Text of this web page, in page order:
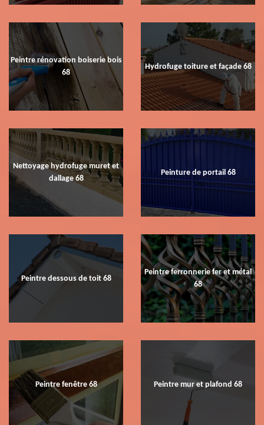
Peintre rénovation boiserie bois
68
Hydrofuge toiture et façade 68
Nettoyage hydrofuge muret et
dallage 68
Peinture de portail 68
Peintre dessous de toit 68
Peintre ferronnerie fer et métal
68
Peintre fenêtre 68 Peintre mur et plafond 68